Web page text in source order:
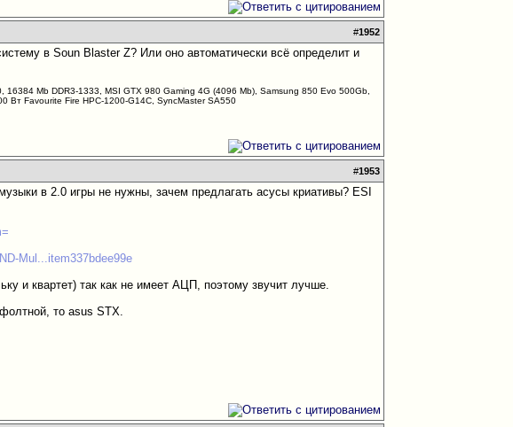
#1952
в Soun Blaster Z? Или оно автоматически всё определит и
Mb DDR3-1333, MSI GTX 980 Gaming 4G (4096 Mb), Samsung 850 Evo 500Gb,
Вт Favourite Fire HPC-1200-G14C, SyncMaster SA550
#1953
в 2.0 игры не нужны, зачем предлагать асусы криативы? ESI
Mul...item337bdee99e
и квартет) так как не имеет АЦП, поэтому звучит лучше.
то asus STX.